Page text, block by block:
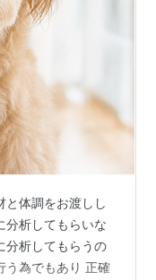
体調をお渡しし
分析してもらいな
分析してもらうの
う為でもあり 正確